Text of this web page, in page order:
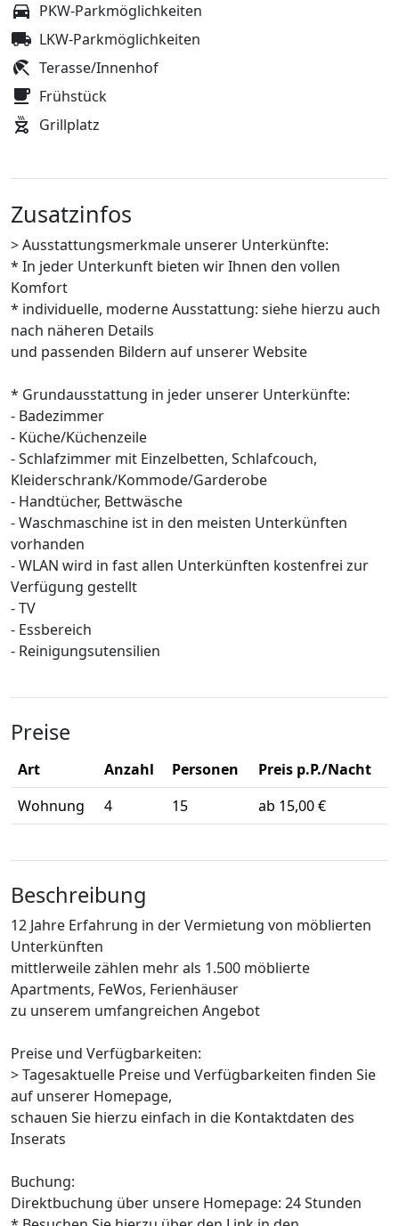
PKW-Parkmöglichkeiten
LKW-Parkmöglichkeiten
Terasse/Innenhof
Frühstück
Grillplatz
Zusatzinfos
> Ausstattungsmerkmale unserer Unterkünfte:
* In jeder Unterkunft bieten wir Ihnen den vollen
Komfort
* individuelle, moderne Ausstattung: siehe hierzu auch
nach näheren Details
und passenden Bildern auf unserer Website
* Grundausstattung in jeder unserer Unterkünfte:
- Badezimmer
- Küche/Küchenzeile
- Schlafzimmer mit Einzelbetten, Schlafcouch,
Kleiderschrank/Kommode/Garderobe
- Handtücher, Bettwäsche
- Waschmaschine ist in den meisten Unterkünften
vorhanden
- WLAN wird in fast allen Unterkünften kostenfrei zur
Verfügung gestellt
- TV
- Essbereich
- Reinigungsutensilien
Preise
Art Anzahl Personen
Preis p.P./Nacht
Wohnung
4 15 ab 15,00 €
Beschreibung
12 Jahre Erfahrung in der Vermietung von möblierten
Unterkünften
mittlerweile zählen mehr als 1.500 möblierte
Apartments, FeWos, Ferienhäuser
zu unserem umfangreichen Angebot
Preise und Verfügbarkeiten:
> Tagesaktuelle Preise und Verfügbarkeiten finden Sie
auf unserer Homepage,
schauen Sie hierzu einfach in die Kontaktdaten des
Inserats
Buchung:
Direktbuchung über unsere Homepage: 24 Stunden